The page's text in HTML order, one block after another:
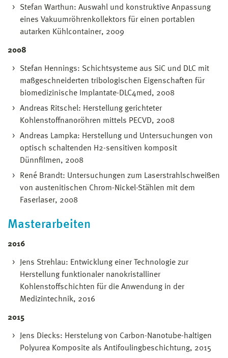
Stefan Warthun: Auswahl und konstruktive Anpassung
eines Vakuumröhrenkollektors für einen portablen
autarken Kühlcontainer, 2009
2008
Stefan Hennings: Schichtsysteme aus SiC und DLC mit
maßgeschneiderten tribologischen Eigenschaften für
biomedizinische Implantate-DLC4med, 2008
Andreas Ritschel: Herstellung gerichteter
Kohlenstoffnanoröhren mittels PECVD, 2008
Andreas Lampka: Herstellung und Untersuchungen von
optisch schaltenden H2-sensitiven komposit
Dünnfilmen, 2008
René Brandt: Untersuchungen zum Laserstrahlschweißen
von austenitischen Chrom-Nickel-Stählen mit dem
Faserlaser, 2008
Masterarbeiten
2016
Jens Strehlau: Entwicklung einer Technologie zur
Herstellung funktionaler nanokristalliner
Kohlenstoffschichten für die Anwendung in der
Medizintechnik, 2016
2015
Jens Diecks: Herstelung von Carbon-Nanotube-haltigen
Polyurea Komposite als Antifoulingbeschichtung, 2015